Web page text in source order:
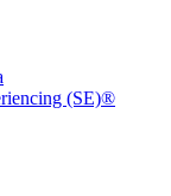
(SE)®